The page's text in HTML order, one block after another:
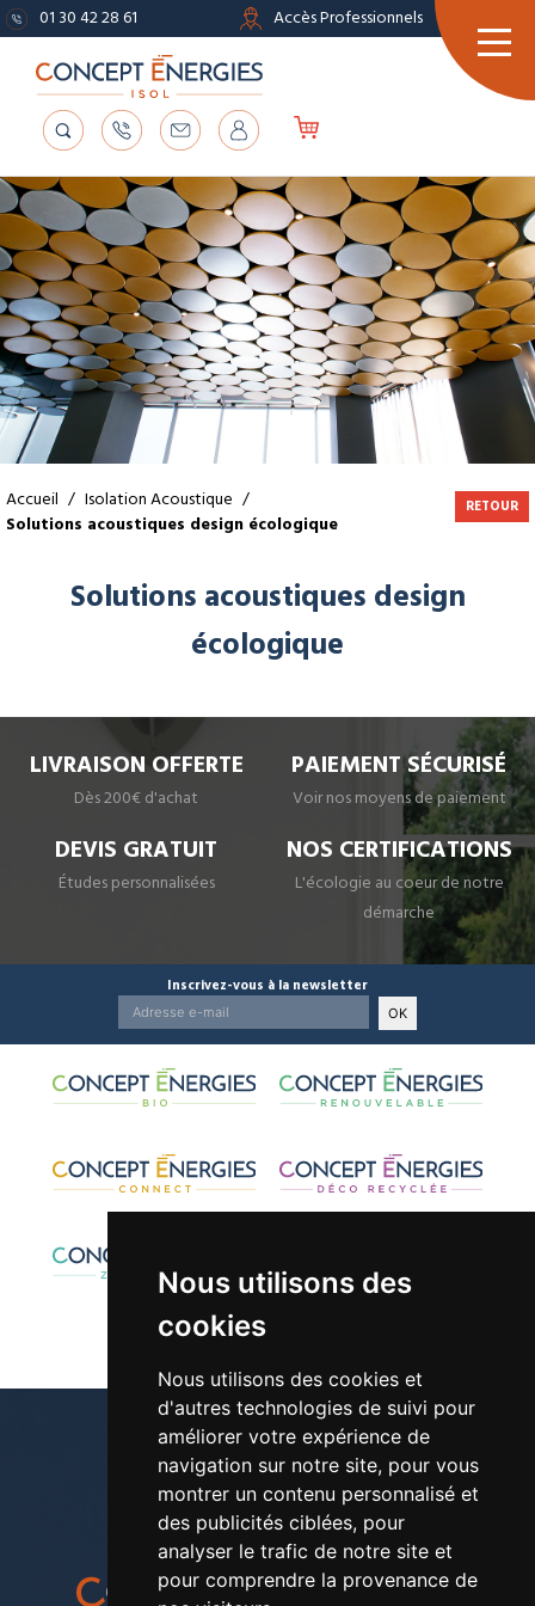
Nous utilisons des
cookies
Nous utilisons des cookies et
d'autres technologies de suivi pour
améliorer votre expérience de
navigation sur notre site, pour vous
montrer un contenu personnalisé et
des publicités ciblées, pour
analyser le trafic de notre site et
pour comprendre la provenance de
01 30 42 28 61 Accès Professionnels
Accueil / Isolation Acoustique /
Solutions acoustiques design écologique
RETOUR
Solutions acoustiques design
écologique
LIVRAISON OFFERTE
Dès 200€ d'achat
PAIEMENT SÉCURISÉ
Voir nos moyens de paiement
DEVIS GRATUIT
Études personnalisées
NOS CERTIFICATIONS
L'écologie au coeur de notre
démarche
Inscrivez-vous à la newsletter
OK
01 30 42 28 61